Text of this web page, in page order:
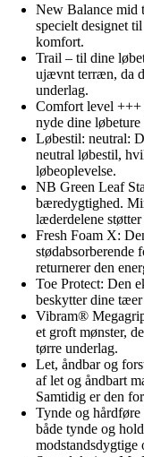
New Balance mid
specielt designet
komfort.
Trail – til dine
ujævnt terræn, da
underlag.
Comfort level +++
nyde dine løbeture
Løbestil: neutral:
neutral løbestil,
løbeoplevelse.
NB Green Leaf
bæredygtighed.
læderdelene
Fresh Foam X:
stødabsorberende
returnerer den
Toe Protect: Den
beskytter dine
Vibram®
et groft mønster,
tørre underlag.
Let, åndbar og
af let og åndbart
Samtidig er den
Tynde og
både tynde og
modstandsdygtige